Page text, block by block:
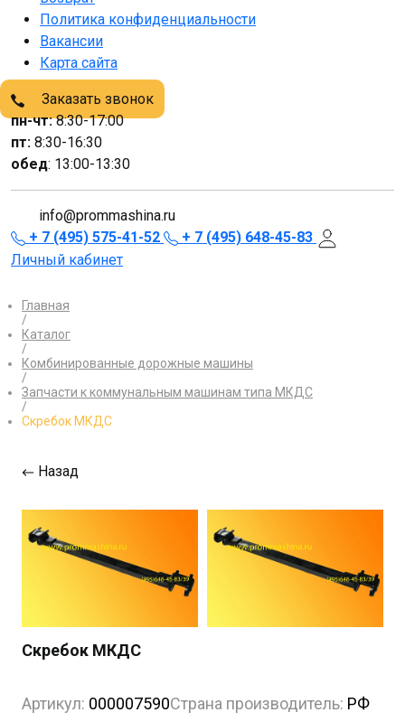
Политика конфиденциальности
Вакансии
Карта сайта
Заказать звонок
пн-чт:8:30-17:00
пт: 8:30-16:30
обед: 13:00-13:30
info@prommashina.ru
+ 7 (495) 575-41-52
+ 7 (495) 648-45-83
Личный кабинет
Главная
/
Каталог
/
Комбинированные дорожные машины
/
Запчасти к коммунальным машинам типа МКДС
/
Скребок МКДС
Назад
Скребок МКДС
Артикул: 000007590Страна производитель: РФ